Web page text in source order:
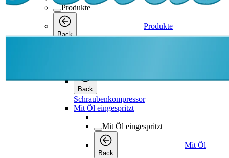
Produkte
Back
Produkte
Back
Schraubenkompressor
Mit Öl eingespritzt
Mit Öl eingespritzt
Back
Mit Öl